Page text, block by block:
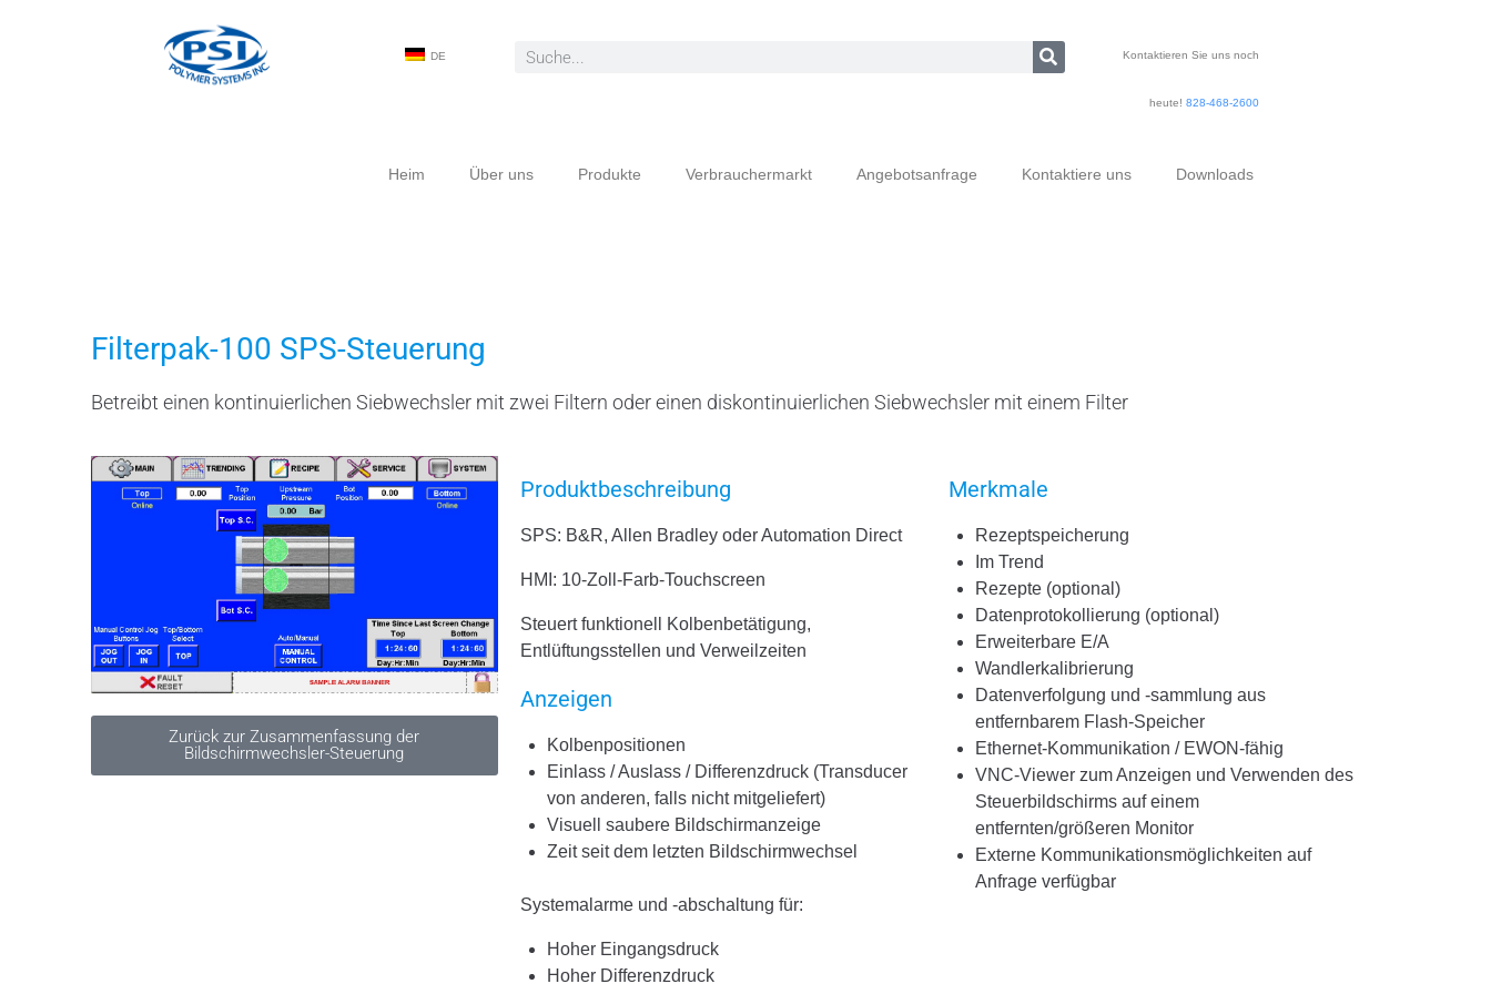
DE Kontaktieren Sie uns noch
heute!828-468-2600
Heim Über uns Produkte Verbrauchermarkt Angebotsanfrage Kontaktiere uns Downloads
Filterpak-100 SPS-Steuerung
Betreibt einen kontinuierlichen Siebwechsler mit zwei Filtern oder einen diskontinuierlichen Siebwechsler mit einem Filter
Zurück zur Zusammenfassung der
Bildschirmwechsler-Steuerung
Produktbeschreibung
SPS: B&R, Allen Bradley oder Automation Direct
HMI: 10-Zoll-Farb-Touchscreen
Steuert funktionell Kolbenbetätigung,
Entlüftungsstellen und Verweilzeiten
Anzeigen
Kolbenpositionen
Einlass / Auslass / Differenzdruck (Transducer
von anderen, falls nicht mitgeliefert)
Visuell saubere Bildschirmanzeige
Zeit seit dem letzten Bildschirmwechsel
Systemalarme und -abschaltung für:
Hoher Eingangsdruck
Hoher Differenzdruck
Merkmale
Rezeptspeicherung
Im Trend
Rezepte (optional)
Datenprotokollierung (optional)
Erweiterbare E/A
Wandlerkalibrierung
Datenverfolgung und -sammlung aus
entfernbarem Flash-Speicher
Ethernet-Kommunikation / EWON-fähig
VNC-Viewer zum Anzeigen und Verwenden des
Steuerbildschirms auf einem
entfernten/größeren Monitor
Externe Kommunikationsmöglichkeiten auf
Anfrage verfügbar